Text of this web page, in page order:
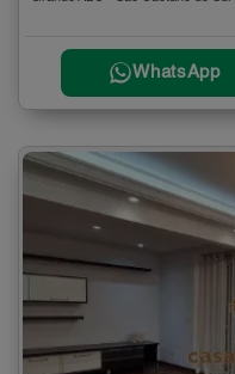
WhatsApp